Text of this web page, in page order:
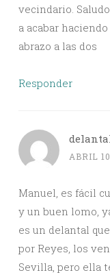
vecindario.
a acabar
abrazo a las dos
Responder
ABRIL
Manuel, es fácil
y un buen lomo,
es un delantal
por Reyes, los
Sevilla, pero ella